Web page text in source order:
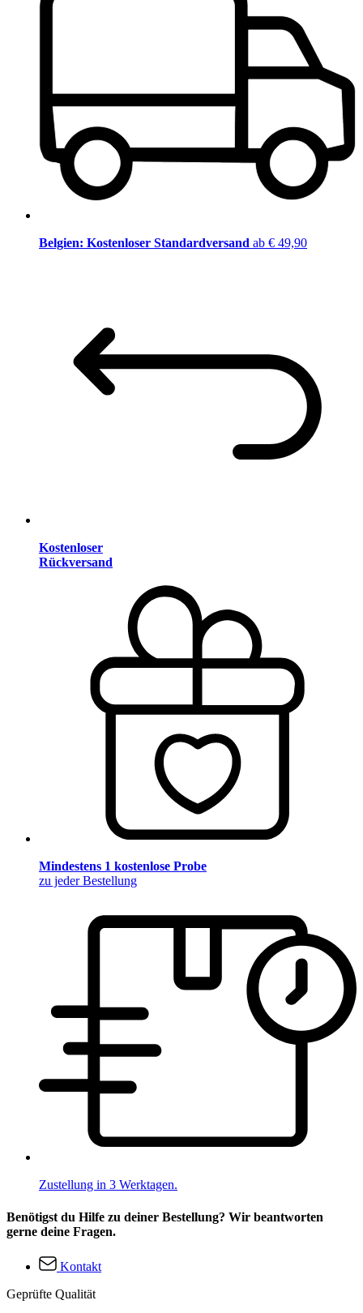
Belgien: Kostenloser Standardversand ab € 49,90
Kostenloser
Rückversand
Mindestens 1 kostenlose Probe
zu jeder Bestellung
Zustellung in 3 Werktagen.
Benötigst du Hilfe zu deiner Bestellung? Wir beantworten
gerne deine Fragen.
Kontakt
Geprüfte Qualität